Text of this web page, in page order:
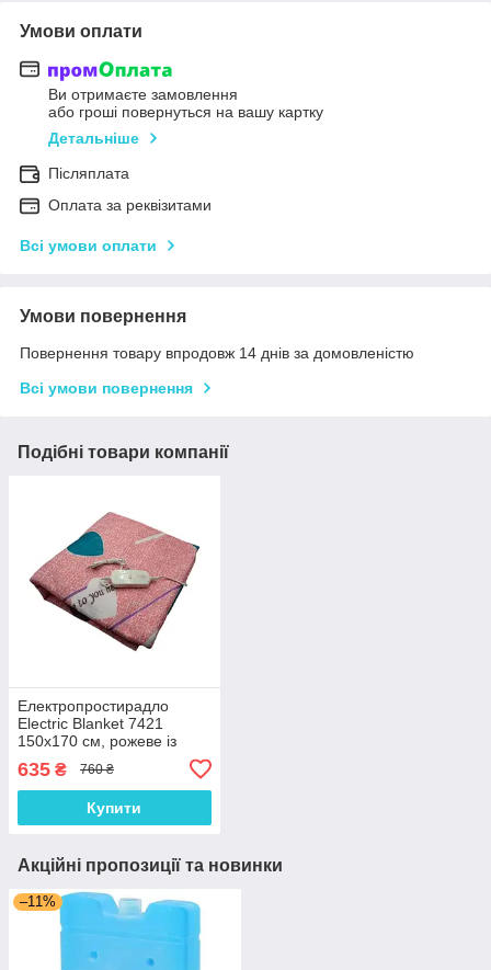
Умови оплати
Ви отримаєте замовлення
або гроші повернуться на вашу картку
Детальніше
Післяплата
Оплата за реквізитами
Всі умови оплати
Умови повернення
Повернення товару впродовж 14 днів за домовленістю
Всі умови повернення
Подібні товари компанії
Електропростирадло
Electric Blanket 7421
150х170 см, рожеве із
635 ₴ 760 ₴
Купити
Акційні пропозиції та новинки
–11%